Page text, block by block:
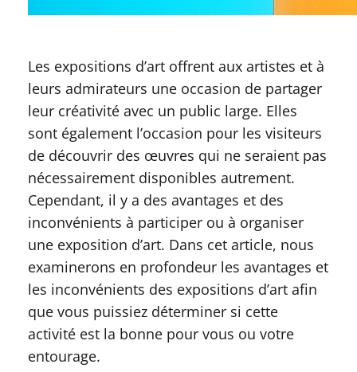
Les expositions d’art offrent aux artistes et à
leurs admirateurs une occasion de partager
leur créativité avec un public large. Elles
sont également l’occasion pour les visiteurs
de découvrir des œuvres qui ne seraient pas
nécessairement disponibles autrement.
Cependant, il y a des avantages et des
inconvénients à participer ou à organiser
une exposition d’art. Dans cet article, nous
examinerons en profondeur les avantages et
les inconvénients des expositions d’art afin
que vous puissiez déterminer si cette
activité est la bonne pour vous ou votre
entourage.